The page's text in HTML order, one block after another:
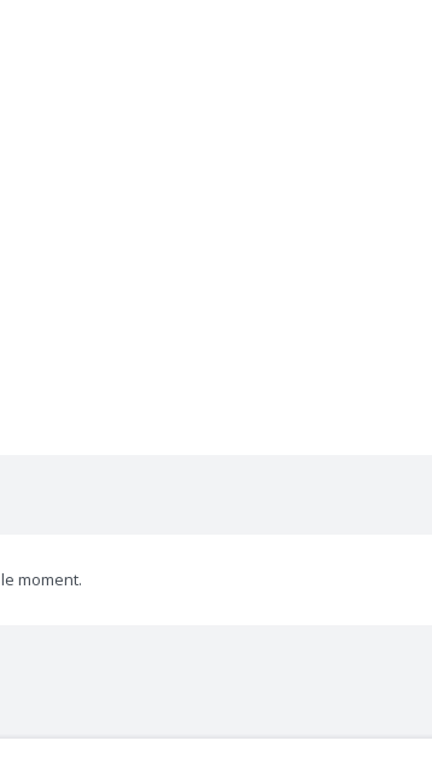
moment.